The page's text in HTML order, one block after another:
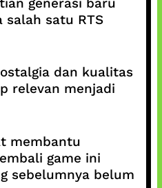
salah satu RTS
dan kualitas
relevan menjadi
membantu
game ini
sebelumnya belum